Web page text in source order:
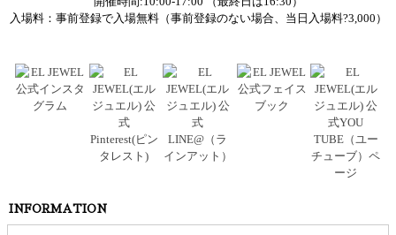
入場料：事前登録で入場無料（事前登録のない場合、当日入場料?3,000）
INFORMATION